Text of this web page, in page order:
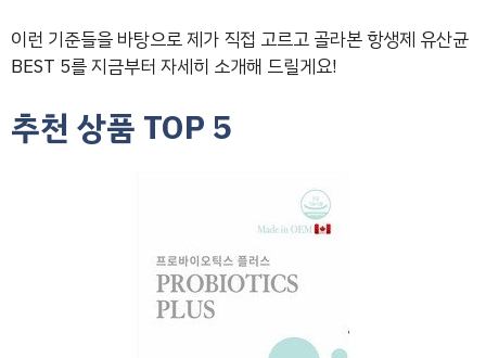
이런 기준들을 바탕으로 제가 직접 고르고 골라본 항생제 유산균
BEST 5를 지금부터 자세히 소개해 드릴게요!
추천 상품 TOP 5